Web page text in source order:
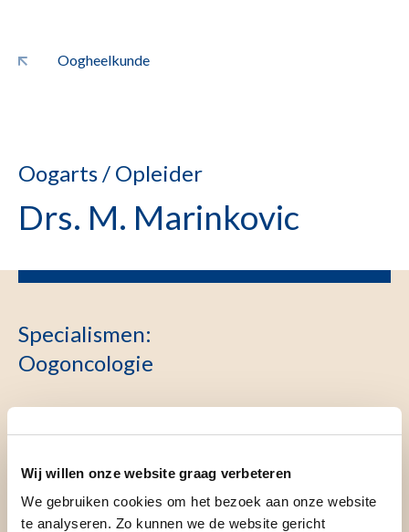
Wij willen onze website graag verbeteren
We gebruiken cookies om het bezoek aan onze website
te analyseren. Zo kunnen we de website gericht
Oogheelkunde
Oogarts / Opleider
Drs. M. Marinkovic
Specialismen:
Oogoncologie